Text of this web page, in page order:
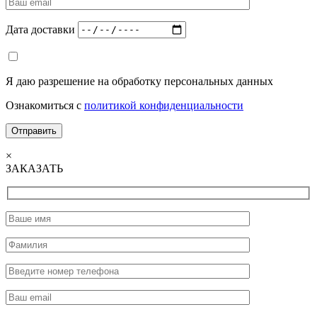
Дата доставки
Я даю разрешение на обработку персональных данных
Ознакомиться с политикой конфиденциальности
×
ЗАКАЗАТЬ